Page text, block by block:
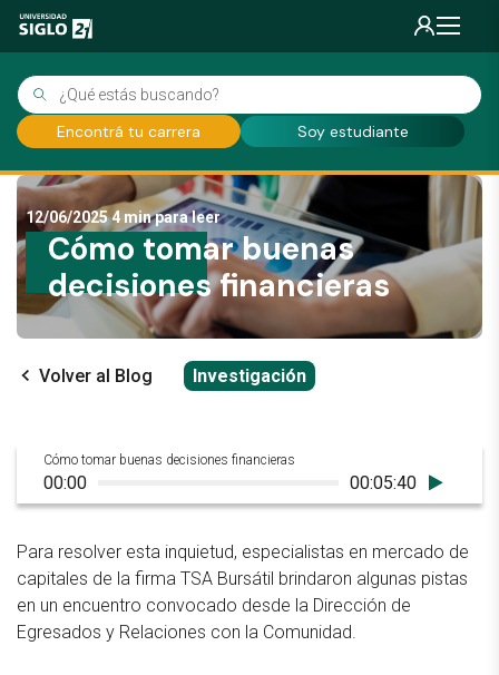
Encontrá tu carrera Soy estudiante
12/06/20254 min para leer
Cómo tomar buenas
decisiones financieras
Volver al Blog Investigación
Cómo tomar buenas decisiones financieras
00:00 00:05:40
Para resolver esta inquietud, especialistas en mercado de
capitales de la firma TSA Bursátil brindaron algunas pistas
en un encuentro convocado desde la Dirección de
Egresados y Relaciones con la Comunidad.